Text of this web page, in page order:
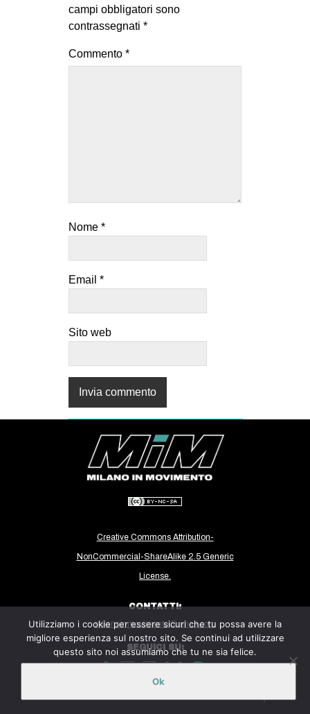
campi obbligatori sono
contrassegnati *
Commento *
Nome *
Email *
Sito web
Creative Commons Attribution-
NonCommercial-ShareAlike 2.5 Generic
License.
CONTATTI:
milanoinmovimento@gmail.com
SEGUICI SU:
Utilizziamo i cookie per essere sicuri che tu possa avere la
migliore esperienza sul nostro sito. Se continui ad utilizzare
questo sito noi assumiamo che tu ne sia felice.
Ok